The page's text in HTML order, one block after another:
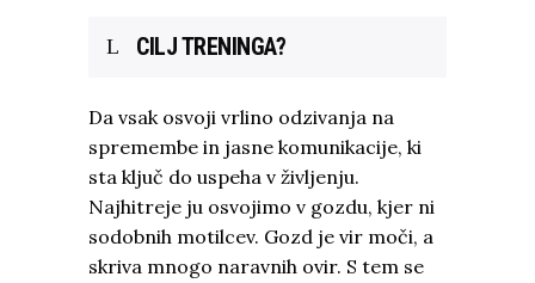
CILJ TRENINGA?
Da vsak osvoji vrlino odzivanja na
spremembe in jasne komunikacije, ki
sta ključ do uspeha v življenju.
Najhitreje ju osvojimo v gozdu, kjer ni
sodobnih motilcev. Gozd je vir moči, a
skriva mnogo naravnih ovir. S tem se